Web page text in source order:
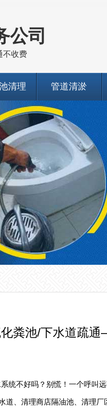
公司
不收费
清理 管道清淤
粪池/下水道疏通
不好吗？别慌！一个呼叫远
道、清理商店隔油池、清理